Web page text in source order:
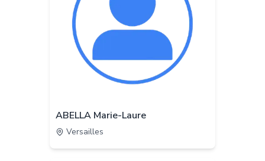
ABELLA Marie-Laure
Versailles